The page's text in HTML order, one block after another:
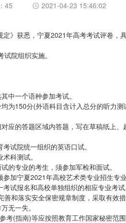
45 2021-04-23 15:46:02
》获悉，宁夏2021年高考考试评卷，
院组织实施。
中一个语种参加考试。
为150分(外语科目含计入总分的听力
应的答题区域内答题，写在草稿纸上
试院统一组织的英语口试。
科测试。
的专业的考生，须参加军检和面试。
加宁夏2021年高校艺术类专业招生专
试报名和高校单独组织的相应专业考试
和落实安全保密规章制度，采取有效
无一失。
考(指南)等应按照教育工作国家秘密范